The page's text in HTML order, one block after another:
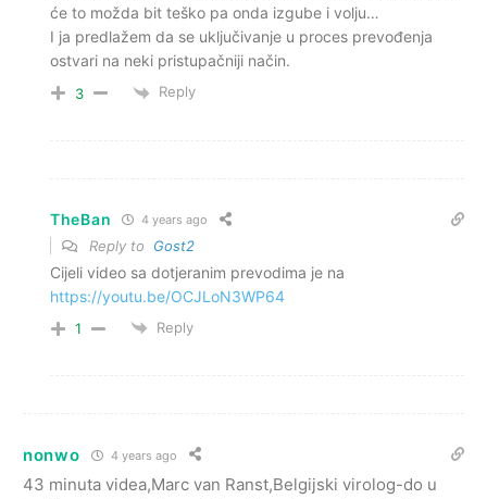
će to možda bit teško pa onda izgube i volju…
I ja predlažem da se uključivanje u proces prevođenja
ostvari na neki pristupačniji način.
3 Reply
TheBan 4 years ago
Reply to Gost2
Cijeli video sa dotjeranim prevodima je na
https://youtu.be/OCJLoN3WP64
1 Reply
nonwo 4 years ago
43 minuta videa,Marc van Ranst,Belgijski virolog-do u